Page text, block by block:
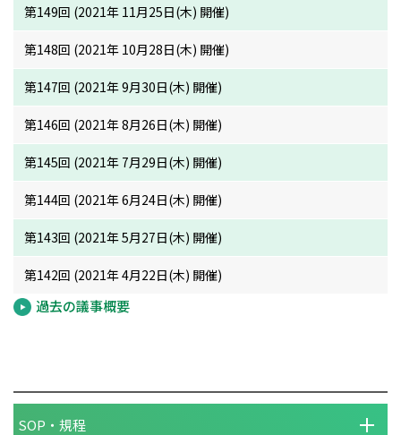
第149回 (2021年 11月25日(木) 開催)
第148回 (2021年 10月28日(木) 開催)
第147回 (2021年 9月30日(木) 開催)
第146回 (2021年 8月26日(木) 開催)
第145回 (2021年 7月29日(木) 開催)
第144回 (2021年 6月24日(木) 開催)
第143回 (2021年 5月27日(木) 開催)
第142回 (2021年 4月22日(木) 開催)
過去の議事概要
SOP・規程